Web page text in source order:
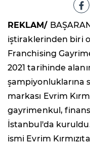
REKLAM/
iştiraklerinden biri
Franchising
2021 tarihinde
şampiyonluklarına
markası Evrim
gayrimenkul,
İstanbul'da
ismi Evrim